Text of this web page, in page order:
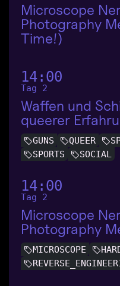
Microscope
Photography
Time!)
14:00
Tag 2
Waffen und
queerer
GUNS QUEER
SPORTS
SOCIAL
14:00
Tag 2
Microscope
Photography
MICROSCOPE